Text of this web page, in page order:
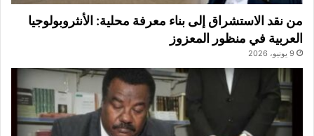
من نقد الاستشراق إلى بناء معرفة محلية: الأنثروبولوجيا
العربية في منظور المعزوز
9 يونيو، 2026